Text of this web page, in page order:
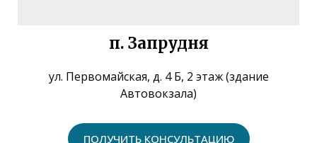
п. Запрудня
ул. Первомайская, д. 4 Б, 2 этаж (здание
Автовокзала)
ПОЛУЧИТЬ КОНСУЛЬТАЦИЮ